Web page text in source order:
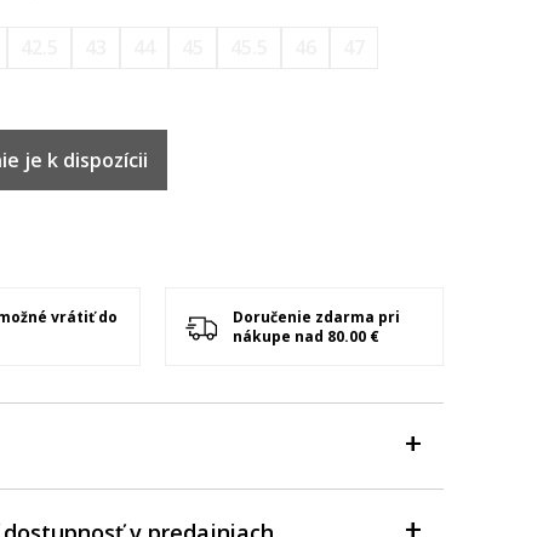
je k dispozícii
vrátiť do
Doručenie zdarma pri
nákupe nad 80.00 €